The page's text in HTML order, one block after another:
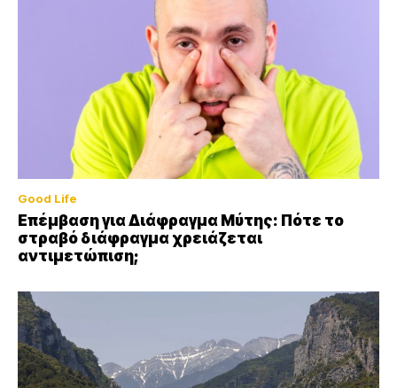
Good Life
Επέμβαση για Διάφραγμα Μύτης: Πότε το
στραβό διάφραγμα χρειάζεται
αντιμετώπιση;